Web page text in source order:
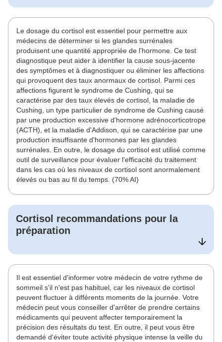
Le dosage du cortisol est essentiel pour permettre aux
médecins de déterminer si les glandes surrénales
produisent une quantité appropriée de l'hormone. Ce test
diagnostique peut aider à identifier la cause sous-jacente
des symptômes et à diagnostiquer ou éliminer les affections
qui provoquent des taux anormaux de cortisol. Parmi ces
affections figurent le syndrome de Cushing, qui se
caractérise par des taux élevés de cortisol, la maladie de
Cushing, un type particulier de syndrome de Cushing causé
par une production excessive d'hormone adrénocorticotrope
(ACTH), et la maladie d'Addison, qui se caractérise par une
production insuffisante d'hormones par les glandes
surrénales. En outre, le dosage du cortisol est utilisé comme
outil de surveillance pour évaluer l'efficacité du traitement
dans les cas où les niveaux de cortisol sont anormalement
élevés ou bas au fil du temps. (70% AI)
Cortisol recommandations pour la
préparation
Il est essentiel d'informer votre médecin de votre rythme de
sommeil s'il n'est pas habituel, car les niveaux de cortisol
peuvent fluctuer à différents moments de la journée. Votre
médecin peut vous conseiller d'arrêter de prendre certains
médicaments qui peuvent affecter temporairement la
précision des résultats du test. En outre, il peut vous être
demandé d'éviter toute activité physique intense la veille du